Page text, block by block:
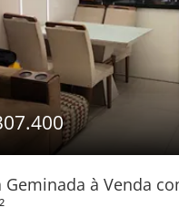
Geminada à Venda